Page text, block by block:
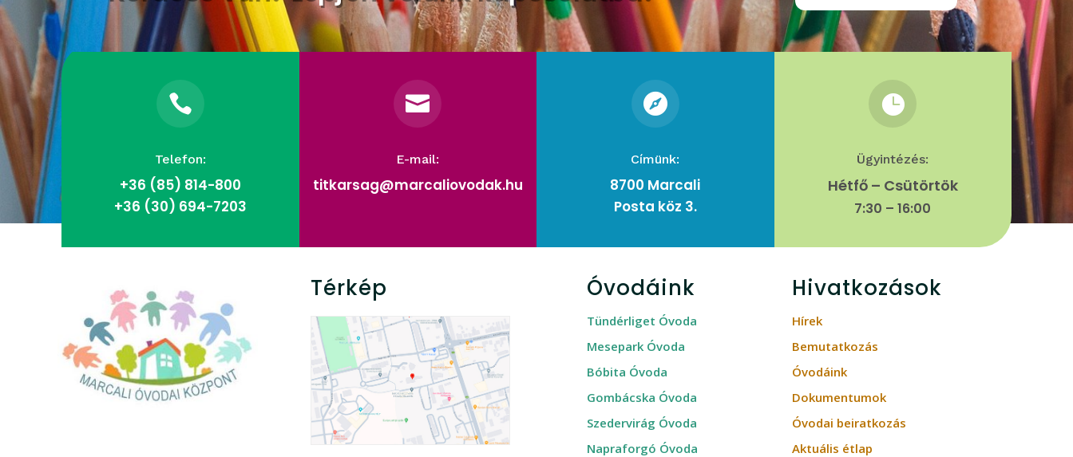

Telefon:
+36 (85) 814-800
+36 (30) 694-7203

E-mail:
titkarsag@marcaliovodak.hu

Címünk:
8700 Marcali
Posta köz 3.

Ügyintézés:
Hétfő – Csütörtök
7:30 – 16:00
Térkép Óvodáink
Tündérliget Óvoda
Mesepark Óvoda
Bóbita Óvoda
Gombácska Óvoda
Szedervirág Óvoda
Napraforgó Óvoda
Hivatkozások
Hírek
Bemutatkozás
Óvodáink
Dokumentumok
Óvodai beiratkozás
Aktuális étlap